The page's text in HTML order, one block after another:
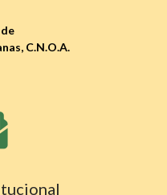
C.N.O.A.